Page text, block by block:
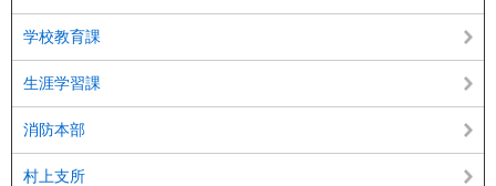
学校教育課
生涯学習課
消防本部
村上支所